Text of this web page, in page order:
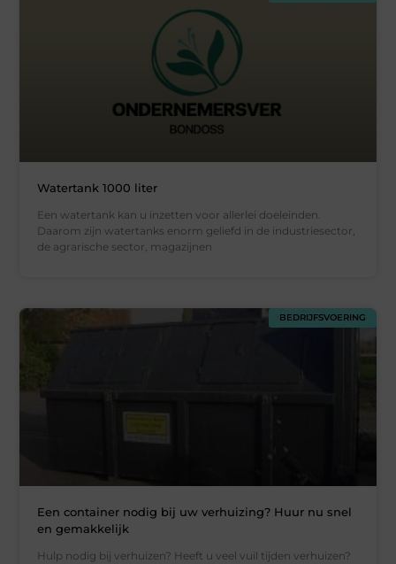
Watertank 1000 liter
Een watertank kan u inzetten voor allerlei doeleinden.
Daarom zijn watertanks enorm geliefd in de industriesector,
de agrarische sector, magazijnen
BEDRIJFSVOERING
Een container nodig bij uw verhuizing? Huur nu snel
en gemakkelijk
Hulp nodig bij verhuizen? Heeft u veel vuil tijden verhuizen?